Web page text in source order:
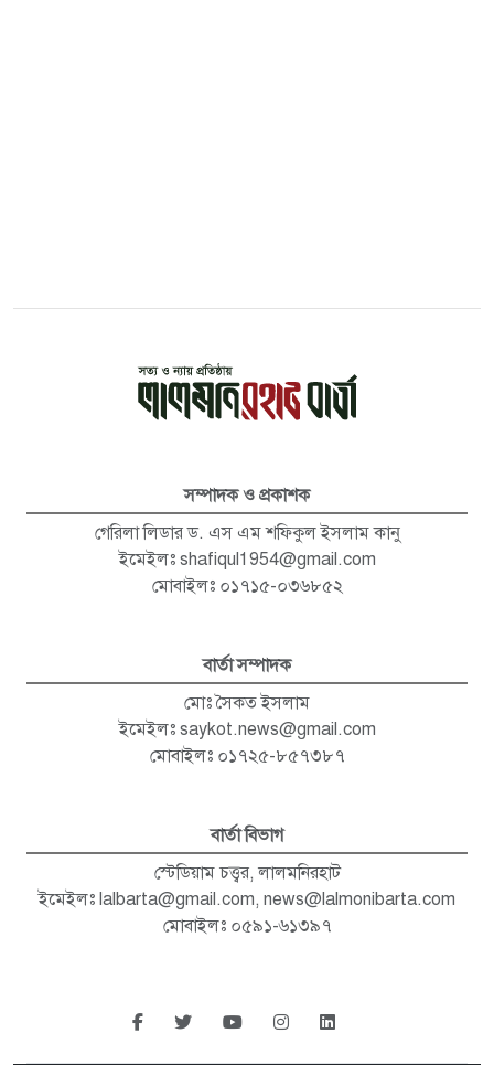
সম্পাদক ও প্রকাশক
গেরিলা লিডার ড. এস এম শফিকুল ইসলাম কানু
ইমেইলঃ shafiqul1954@gmail.com
মোবাইলঃ ০১৭১৫-০৩৬৮৫২
বার্তা সম্পাদক
মোঃ সৈকত ইসলাম
ইমেইলঃ saykot.news@gmail.com
মোবাইলঃ ০১৭২৫-৮৫৭৩৮৭
বার্তা বিভাগ
স্টেডিয়াম চত্ত্বর, লালমনিরহাট
ইমেইলঃ lalbarta@gmail.com, news@lalmonibarta.com
মোবাইলঃ ০৫৯১-৬১৩৯৭